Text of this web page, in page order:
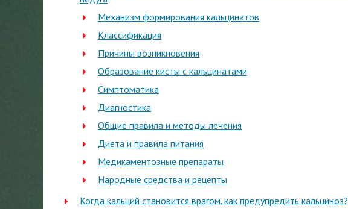
Механизм формирования кальцинатов
Классификация
Причины возникновения
Образование кисты с кальцинатами
Симптоматика
Диагностика
Общие правила и методы лечения
Диета и правила питания
Медикаментозные препараты
Народные средства и рецепты
Когда кальций становится врагом. как предупредить кальциноз?